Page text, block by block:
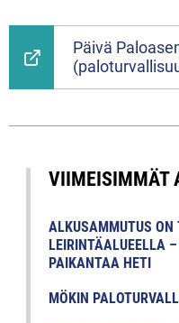
Päivä
VIIMEISIMMÄT
ALKUSAMMUTUS ON
LEIRINTÄALUEELLA
PAIKANTAA HETI
MÖKIN